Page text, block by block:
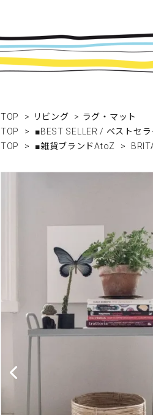
ポスターフレーム
雑貨ブランドAtoZ
New In
TOP > リビング > ラグ・マット
TOP
>
■BEST SELLER / ベストセラ
TOP
> ■雑貨ブランドAtoZ >